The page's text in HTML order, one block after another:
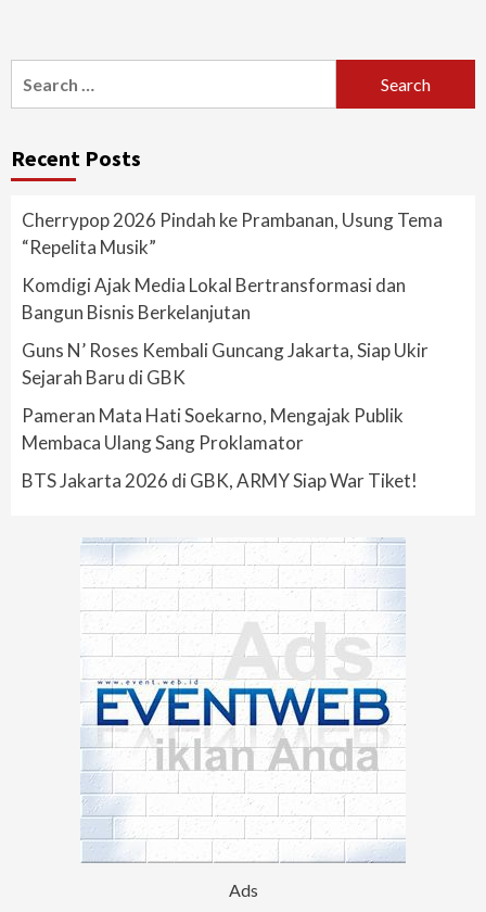
for:
Recent Posts
Cherrypop 2026 Pindah ke Prambanan, Usung Tema
“Repelita Musik”
Komdigi Ajak Media Lokal Bertransformasi dan
Bangun Bisnis Berkelanjutan
Guns N’ Roses Kembali Guncang Jakarta, Siap Ukir
Sejarah Baru di GBK
Pameran Mata Hati Soekarno, Mengajak Publik
Membaca Ulang Sang Proklamator
BTS Jakarta 2026 di GBK, ARMY Siap War Tiket!
Ads